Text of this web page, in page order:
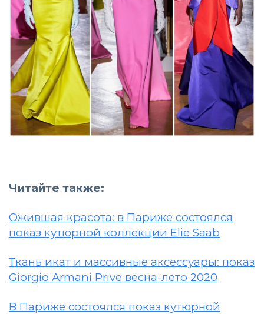
Читайте также:
Ожившая красота: в Париже состоялся
показ кутюрной коллекции Elie Saab
Ткань икат и массивные аксессуары: показ
Giorgio Armani Prive весна-лето 2020
В Париже состоялся показ кутюрной